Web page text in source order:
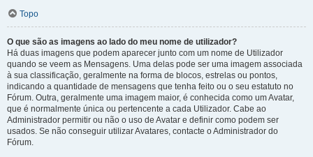
Topo
O que são as imagens ao lado do meu nome de utilizador?
Há duas imagens que podem aparecer junto com um nome de Utilizador
quando se veem as Mensagens. Uma delas pode ser uma imagem associada
à sua classificação, geralmente na forma de blocos, estrelas ou pontos,
indicando a quantidade de mensagens que tenha feito ou o seu estatuto no
Fórum. Outra, geralmente uma imagem maior, é conhecida como um Avatar,
que é normalmente única ou pertencente a cada Utilizador. Cabe ao
Administrador permitir ou não o uso de Avatar e definir como podem ser
usados. Se não conseguir utilizar Avatares, contacte o Administrador do
Fórum.